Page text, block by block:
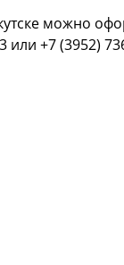
можно
или +7 (3952)